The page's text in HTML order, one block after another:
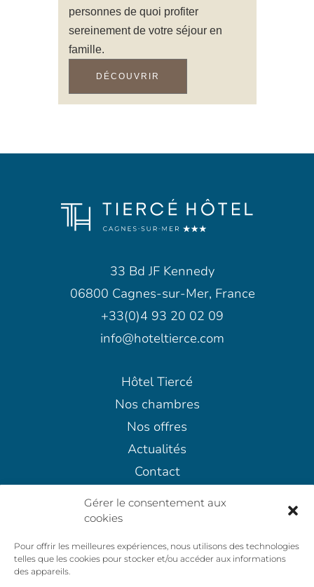
Gérer le consentement aux
cookies
Pour offrir les meilleures expériences, nous utilisons des technologies
telles que les cookies pour stocker et/ou accéder aux informations
des appareils.
personnes de quoi profiter
sereinement de votre séjour en
famille.
DÉCOUVRIR
33 Bd JF Kennedy
06800 Cagnes-sur-Mer, France
+33(0)4 93 20 02 09
info@hoteltierce.com
Hôtel Tiercé
Nos chambres
Nos offres
Actualités
Contact
Politique d’annulation
Politiques de confidentialité
Conditions Générales de Vente